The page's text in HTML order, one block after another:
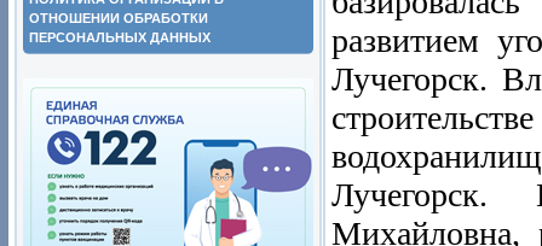
ОТНОШЕНИИ ОБРАБОТКИ
ПЕРСОНАЛЬНЫХ ДАННЫХ
развитием
Лучегорск.
Михайловна,